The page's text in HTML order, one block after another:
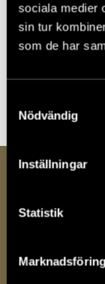
sociala medier
sin tur
som de har
Nödvändig
Inställningar
Statistik
Marknadsföring
Publicerad